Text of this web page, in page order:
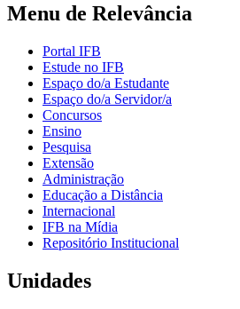
Menu de Relevância
Portal IFB
Estude no IFB
Espaço do/a Estudante
Espaço do/a Servidor/a
Concursos
Ensino
Pesquisa
Extensão
Administração
Educação a Distância
Internacional
IFB na Mídia
Repositório Institucional
Unidades